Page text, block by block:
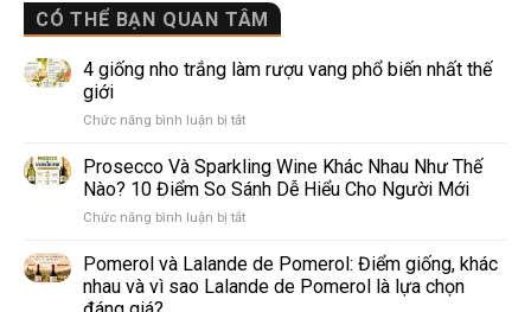
CÓ THỂ BẠN QUAN TÂM
4 giống nho trắng làm rượu vang phổ biến nhất thế
giới
Chức năng bình luận bị tắtở
giống
nho
trắng
làm
vang
phổ
Prosecco Và Sparkling Wine Khác Nhau Như Thế
Nào? 10 Điểm So Sánh Dễ Hiểu Cho Người Mới
Chức năng bình luận bị tắtở
Sparkling
Wine
Pomerol và Lalande de Pomerol: Điểm giống, khác
nhau và vì sao Lalande de Pomerol là lựa chọn